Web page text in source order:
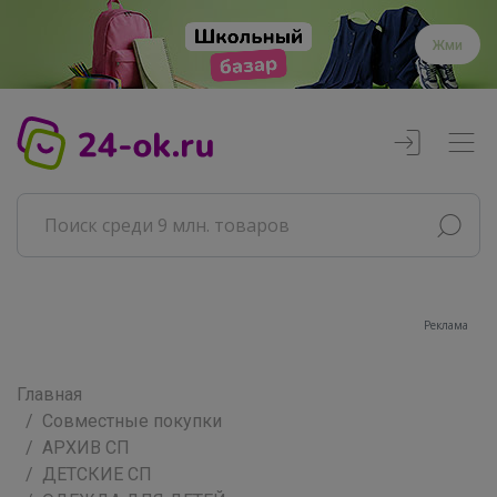
Жми
Главная
Совместные покупки
АРХИВ СП
ДЕТСКИЕ СП